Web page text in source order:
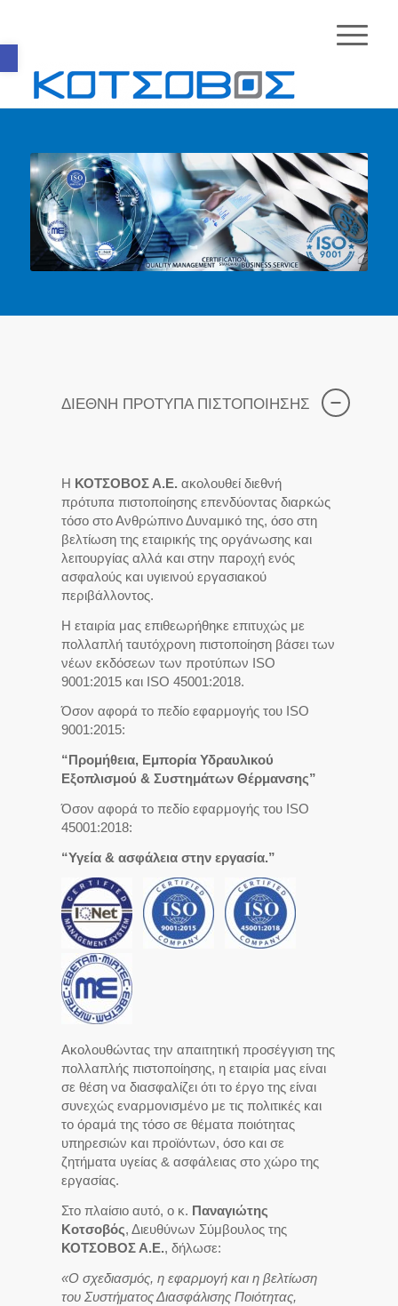
Ανοίξτε τη γραμμή εργαλείων
ΔΙΕΘΝΗ ΠΡΟΤΥΠΑ ΠΙΣΤΟΠΟΙΗΣΗΣ
Η ΚΟΤΣΟΒΟΣ Α.Ε. ακολουθεί διεθνή
πρότυπα πιστοποίησης επενδύοντας διαρκώς
τόσο στο Ανθρώπινο Δυναμικό της, όσο στη
βελτίωση της εταιρικής της οργάνωσης και
λειτουργίας αλλά και στην παροχή ενός
ασφαλούς και υγιεινού εργασιακού
περιβάλλοντος.
Η εταιρία μας επιθεωρήθηκε επιτυχώς με
πολλαπλή ταυτόχρονη πιστοποίηση βάσει των
νέων εκδόσεων των προτύπων ISO
9001:2015 και ISO 45001:2018.
Όσον αφορά το πεδίο εφαρμογής του ISO
9001:2015:
“Προμήθεια, Εμπορία Υδραυλικού
Εξοπλισμού & Συστημάτων Θέρμανσης”
Όσον αφορά το πεδίο εφαρμογής του ISO
45001:2018:
“Υγεία & ασφάλεια στην εργασία.”
Ακολουθώντας την απαιτητική προσέγγιση της
πολλαπλής πιστοποίησης, η εταιρία μας είναι
σε θέση να διασφαλίζει ότι το έργο της είναι
συνεχώς εναρμονισμένο με τις πολιτικές και
το όραμά της τόσο σε θέματα ποιότητας
υπηρεσιών και προϊόντων, όσο και σε
ζητήματα υγείας & ασφάλειας στο χώρο της
εργασίας.
Στο πλαίσιο αυτό, ο κ. Παναγιώτης
Κοτσοβός, Διευθύνων Σύμβουλος της
ΚΟΤΣΟΒΟΣ Α.Ε., δήλωσε:
«Ο σχεδιασμός, η εφαρμογή και η βελτίωση
του Συστήματος Διασφάλισης Ποιότητας,